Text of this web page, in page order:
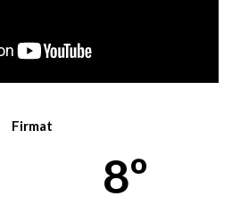
Firmat
8º